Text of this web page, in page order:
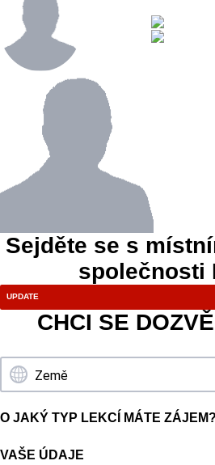
Sejděte se s
společnosti
CHCI SE
O JAKÝ TYP LEKCÍ MÁTE ZÁJEM?
VAŠE ÚDAJE